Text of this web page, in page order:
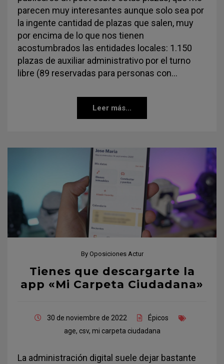
parecen muy interesantes aunque solo sea por
la ingente cantidad de plazas que salen, muy
por encima de lo que nos tienen
acostumbrados las entidades locales: 1.150
plazas de auxiliar administrativo por el turno
libre (89 reservadas para personas con…
Leer más...
By Oposiciones Actur
Tienes que descargarte la
app «Mi Carpeta Ciudadana»
30 de noviembre de 2022
Épicos
age, csv, mi carpeta ciudadana
La administración digital suele dejar bastante